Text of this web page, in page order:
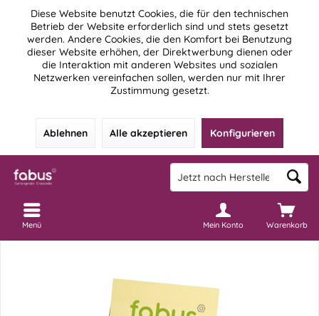
Diese Website benutzt Cookies, die für den technischen
Betrieb der Website erforderlich sind und stets gesetzt
werden. Andere Cookies, die den Komfort bei Benutzung
dieser Website erhöhen, der Direktwerbung dienen oder
die Interaktion mit anderen Websites und sozialen
Netzwerken vereinfachen sollen, werden nur mit Ihrer
Zustimmung gesetzt.
Ablehnen Alle akzeptieren Konfigurieren
Warenkorb
Mein Konto
Menü